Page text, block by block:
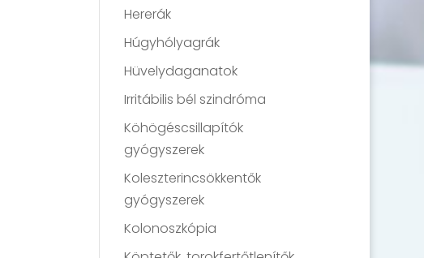
Hererák
Húgyhólyagrák
Hüvelydaganatok
Irritábilis bél szindróma
Köhögéscsillapítók
gyógyszerek
Koleszterincsökkentők
gyógyszerek
Kolonoszkópia